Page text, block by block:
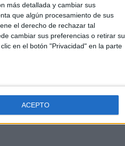
más detallada y cambiar sus
que algún procesamiento de sus
el derecho de rechazar tal
cambiar sus preferencias o retirar su
en el botón "Privacidad" en la parte
ACEPTO
de la